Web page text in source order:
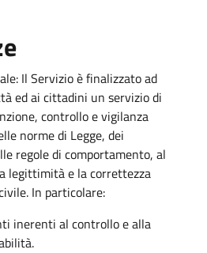
Il Servizio è finalizzato ad
ed ai cittadini un servizio di
controllo e vigilanza
norme di Legge, dei
regole di comportamento, al
legittimità e la correttezza
In particolare:
inerenti al controllo e alla